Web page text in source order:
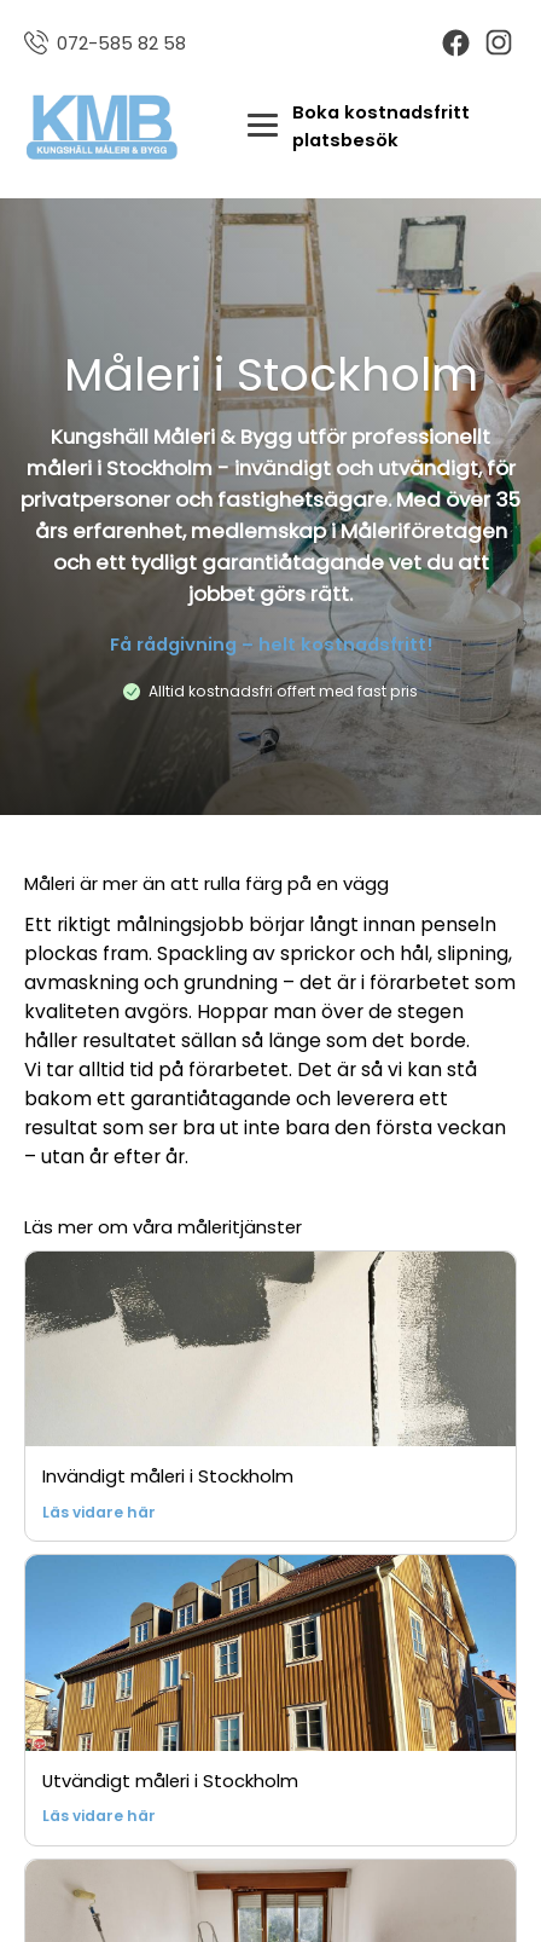
072-585 82 58
Boka kostnadsfritt
platsbesök
Måleri i Stockholm
Kungshäll Måleri & Bygg utför professionellt
måleri i Stockholm - invändigt och utvändigt, för
privatpersoner och fastighetsägare. Med över 35
års erfarenhet, medlemskap i Måleriföretagen
och ett tydligt garantiåtagande vet du att
jobbet görs rätt.
Få rådgivning – helt kostnadsfritt!
Alltid kostnadsfri offert med fast pris
Måleri är mer än att rulla färg på en vägg
Ett riktigt målningsjobb börjar långt innan penseln
plockas fram. Spackling av sprickor och hål, slipning,
avmaskning och grundning – det är i förarbetet som
kvaliteten avgörs. Hoppar man över de stegen
håller resultatet sällan så länge som det borde.
Vi tar alltid tid på förarbetet. Det är så vi kan stå
bakom ett garantiåtagande och leverera ett
resultat som ser bra ut inte bara den första veckan
– utan år efter år.
Läs mer om våra måleritjänster
Invändigt måleri i Stockholm
Läs vidare här
Utvändigt måleri i Stockholm
Läs vidare här